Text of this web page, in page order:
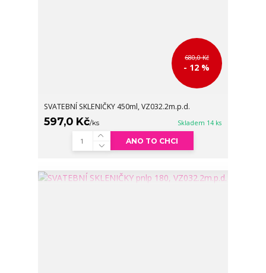
680,0 Kč
- 12 %
SVATEBNÍ SKLENIČKY 450ml, VZ032.2m.p.d.
597,0 Kč/ks Skladem 14 ks
ANO TO CHCI